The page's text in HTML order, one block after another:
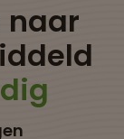
naar